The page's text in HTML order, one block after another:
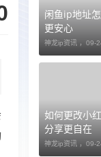
闲鱼ip地址
更安心
神龙ip资讯 ， 09-
如何更改小
分享更自在
神龙ip资讯 ， 09-